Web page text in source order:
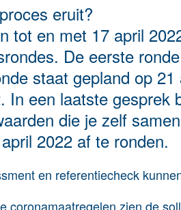
eruit?
tot en met 17 april
De eerste
staat gepland op
In een laatste gesprek
die je zelf
2022 af te ronden.
en referentiecheck
coronamaatregelen zien de